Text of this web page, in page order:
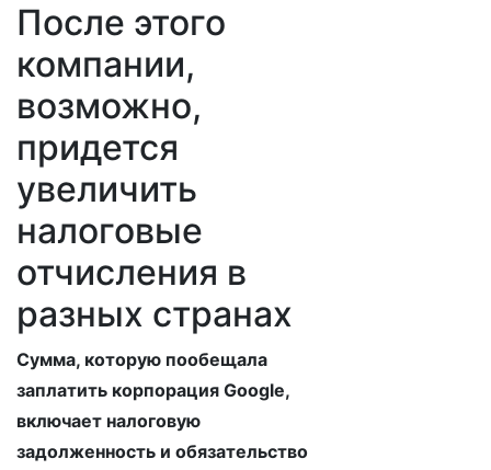
После этого
компании,
возможно,
придется
увеличить
налоговые
отчисления в
разных странах
Сумма, которую пообещала
заплатить корпорация Google,
включает налоговую
задолженность и обязательство